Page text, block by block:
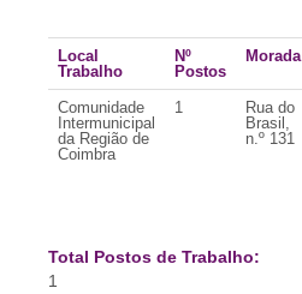
Local
Trabalho
Nº
Postos
Morada
Comunidade
Intermunicipal
da Região de
Coimbra
1
Rua do
Brasil,
n.º 131
Total Postos de Trabalho:
1